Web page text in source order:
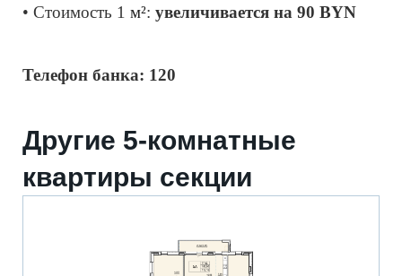
• Cтоимость 1 м²: увеличивается на 90 BYN
Телефон банка: 120
Другие 5-комнатные
квартиры секции